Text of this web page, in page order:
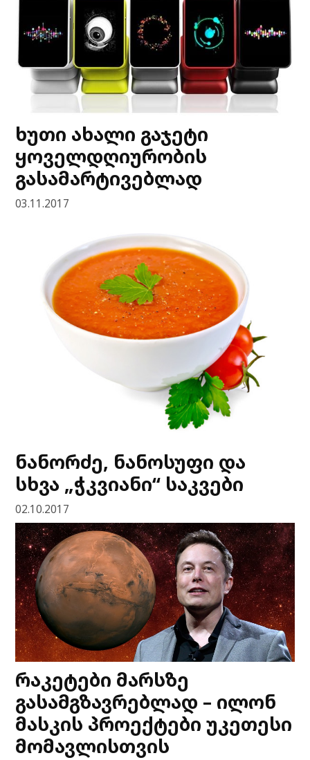
ხუთი ახალი გაჯეტი
ყოველდღიურობის
გასამარტივებლად
03.11.2017
ნანორძე, ნანოსუფი და
სხვა „ჭკვიანი“ საკვები
02.10.2017
რაკეტები მარსზე
გასამგზავრებლად – ილონ
მასკის პროექტები უკეთესი
მომავლისთვის